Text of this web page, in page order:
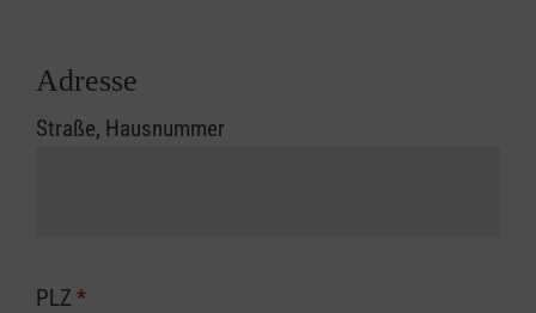
Adresse
Straße, Hausnummer
PLZ *